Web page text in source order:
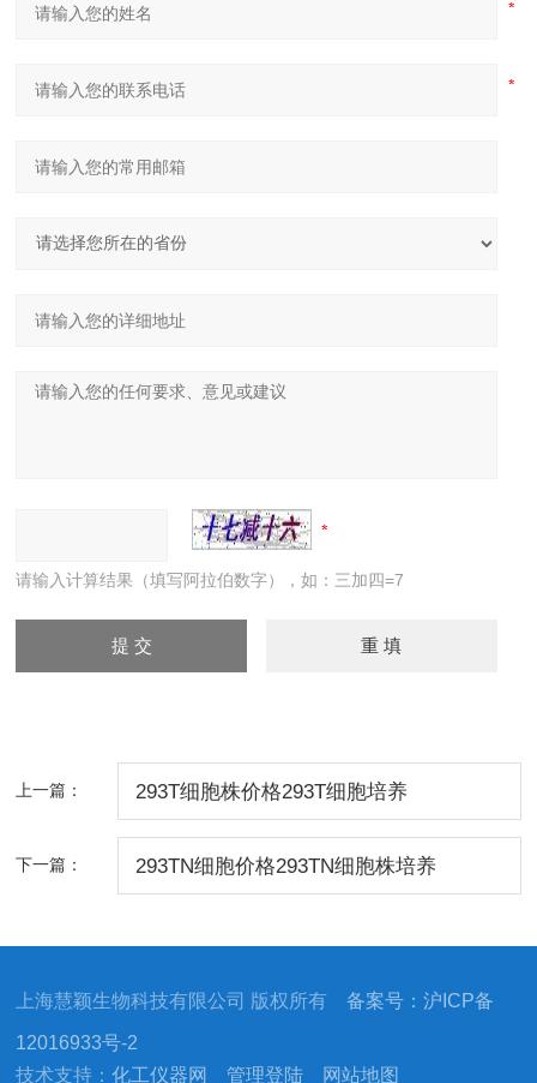
请输入计算结果（填写阿拉伯数字），如：三加四=7
上一篇： 293T细胞株价格293T细胞培养
下一篇： 293TN细胞价格293TN细胞株培养
上海慧颖生物科技有限公司 版权所有备案号：沪ICP备
12016933号-2
技术支持：化工仪器网 管理登陆 网站地图